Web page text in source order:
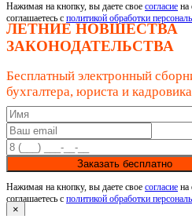
Нажимая на кнопку, вы даете свое согласие на
соглашаетесь с политикой обработки
ЛЕТНИЕ НОВШЕСТВА
ЗАКОНОДАТЕЛЬСТВА
Бесплатный электронный
бухгалтера, юриста и кадровика
Заказать бесплатно
Нажимая на кнопку, вы даете свое согласие на
соглашаетесь с политикой обработки
×